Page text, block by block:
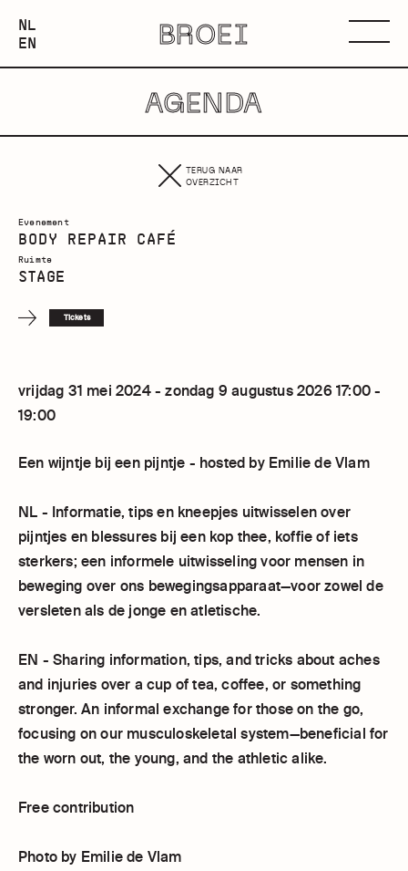
NEDERLANDS
NL
ENGLISH
EN BROEI
AGENDA
TERUG NAAR
OVERZICHT
Evenement
BODY REPAIR CAFÉ
Ruimte
STAGE
Tickets
vrijdag 31 mei 2024 - zondag 9 augustus 2026 17:00 -
19:00
Een wijntje bij een pijntje - hosted by Emilie de Vlam
NL - Informatie, tips en kneepjes uitwisselen over
pijntjes en blessures bij een kop thee, koffie of iets
sterkers; een informele uitwisseling voor mensen in
beweging over ons bewegingsapparaat—voor zowel de
versleten als de jonge en atletische.
EN - Sharing information, tips, and tricks about aches
and injuries over a cup of tea, coffee, or something
stronger. An informal exchange for those on the go,
focusing on our musculoskeletal system—beneficial for
the worn out, the young, and the athletic alike.
Free contribution
Photo by Emilie de Vlam